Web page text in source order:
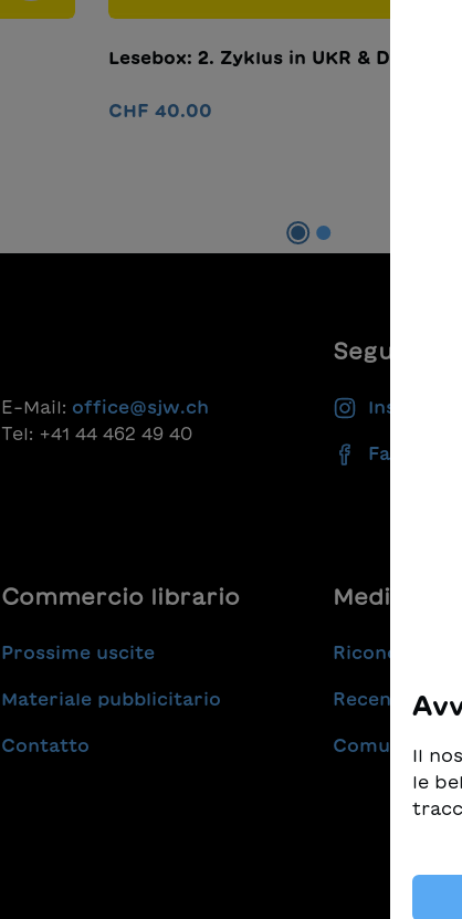
Lesebox: 2. Zyklus in UKR & DE
CHF 40.00
E-Mail: office@sjw.ch
Tel: +41 44 462 49 40
Seguiteci
Instagram
Facebook
Commercio librario
Prossime uscite
Materiale pubblicitario
Contatto
Medie
Recensioni
Comunicati
Il
le
i